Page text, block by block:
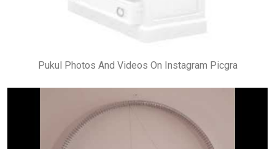
Pukul Photos And Videos On Instagram Picgra